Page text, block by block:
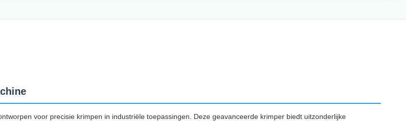
voor precisie krimpen in industriële toepassingen. Deze geavanceerde krimper biedt uitzonderlijke